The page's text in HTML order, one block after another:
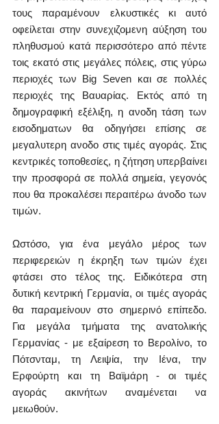
τους παραμένουν ελκυστικές κι αυτό
οφείλεται στην συνεχιζομενη αύξηση του
πληθυσμού κατά περισσότερο από πέντε
τοις εκατό στις μεγάλες πόλεις, στις γύρω
περιοχές των Big Seven και σε πολλές
περιοχές της Βαυαρίας. Εκτός από τη
δημογραφική εξέλιξη, η ανοδη τάση των
εισοδηματων θα οδηγήσει επίσης σε
μεγαλυτερη ανοδο στις τιμές αγοράς. Στις
κεντρικές τοποθεσίες, η ζήτηση υπερβαίνει
την προσφορά σε πολλά σημεία, γεγονός
που θα προκαλέσει περαιτέρω άνοδο των
τιμών.
Ωστόσο, για ένα μεγάλο μέρος των
περιφερειών η έκρηξη των τιμών έχει
φτάσει στο τέλος της. Ειδικότερα στη
δυτική κεντρική Γερμανία, οι τιμές αγοράς
θα παραμείνουν στο σημερινό επίπεδο.
Για μεγάλα τμήματα της ανατολικής
Γερμανίας - με εξαίρεση το Βερολίνο, το
Πότσνταμ, τη Λειψία, την Ιένα, την
Ερφούρτη και τη Βαϊμάρη - οι τιμές
αγοράς ακινήτων αναμένεται να
μειωθούν.